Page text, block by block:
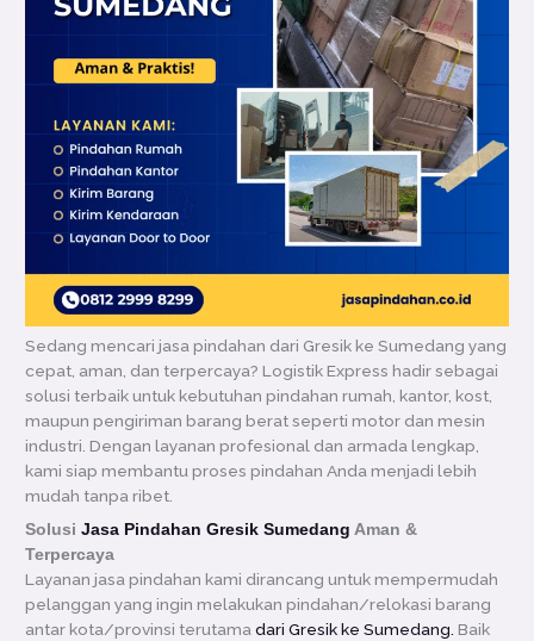
Sedang mencari jasa pindahan dari Gresik ke Sumedang yang
cepat, aman, dan terpercaya? Logistik Express hadir sebagai
solusi terbaik untuk kebutuhan pindahan rumah, kantor, kost,
maupun pengiriman barang berat seperti motor dan mesin
industri. Dengan layanan profesional dan armada lengkap,
kami siap membantu proses pindahan Anda menjadi lebih
mudah tanpa ribet.
SolusiJasa Pindahan Gresik Sumedang Aman &
Terpercaya
Layanan jasa pindahan kami dirancang untuk mempermudah
pelanggan yang ingin melakukan pindahan/relokasi barang
antar kota/provinsi terutamadari Gresik ke Sumedang. Baik